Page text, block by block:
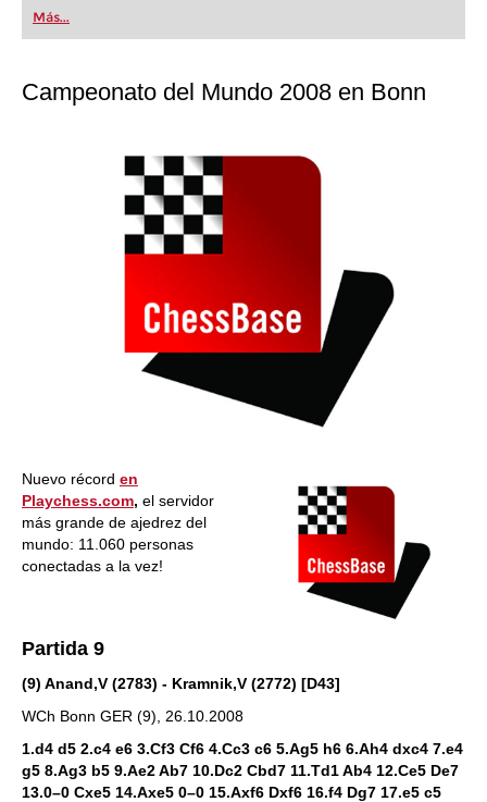
first steps into the world of club chess, or already
playing at a tournament level: with FRITZ, you can
train more efficiently, intelligently and with a
Más...
Campeonato del Mundo 2008 en Bonn
Nuevo récord en
Playchess.com, el servidor
más grande de ajedrez del
mundo: 11.060 personas
conectadas a la vez!
Partida 9
(9) Anand,V (2783) - Kramnik,V (2772) [D43]
WCh Bonn GER (9), 26.10.2008
1.d4 d5 2.c4 e6 3.Cf3 Cf6 4.Cc3 c6 5.Ag5 h6 6.Ah4 dxc4 7.e4
g5 8.Ag3 b5 9.Ae2 Ab7 10.Dc2 Cbd7 11.Td1 Ab4 12.Ce5 De7
13.0–0 Cxe5 14.Axe5 0–0 15.Axf6 Dxf6 16.f4 Dg7 17.e5 c5